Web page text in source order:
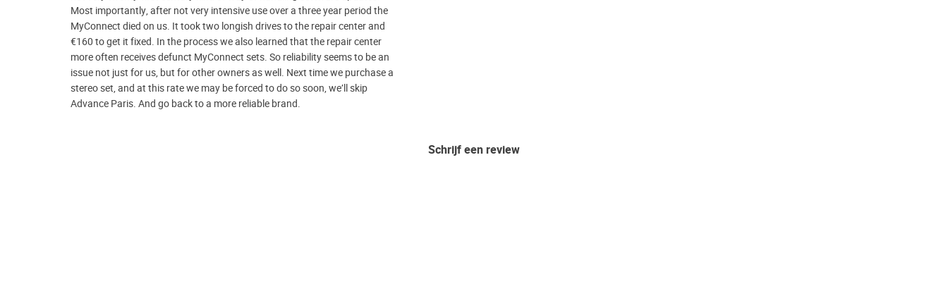
Most importantly, after not very intensive use over a three year period the
MyConnect died on us. It took two longish drives to the repair center and
€160 to get it fixed. In the process we also learned that the repair center
more often receives defunct MyConnect sets. So reliability seems to be an
issue not just for us, but for other owners as well. Next time we purchase a
stereo set, and at this rate we may be forced to do so soon, we’ll skip
Advance Paris. And go back to a more reliable brand.
Schrijf een review